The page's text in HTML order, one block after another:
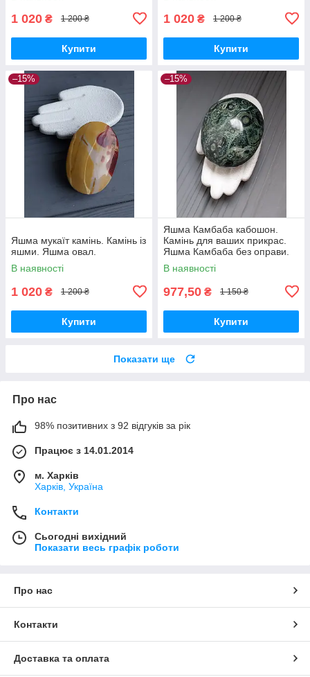
1 020 ₴ 1 200 ₴
Купити
1 020 ₴ 1 200 ₴
Купити
–15%
Яшма мукаїт камінь. Камінь із
яшми. Яшма овал.
В наявності
1 020 ₴ 1 200 ₴
Купити
–15%
Яшма Камбаба кабошон.
Камінь для ваших прикрас.
Яшма Камбаба без оправи.
В наявності
977,50 ₴ 1 150 ₴
Купити
Показати ще
Про нас
98% позитивних з 92 відгуків за рік
Працює з 14.01.2014
м. Харків
Харків, Україна
Контакти
Сьогодні вихідний
Показати весь графік роботи
Про нас
Контакти
Доставка та оплата